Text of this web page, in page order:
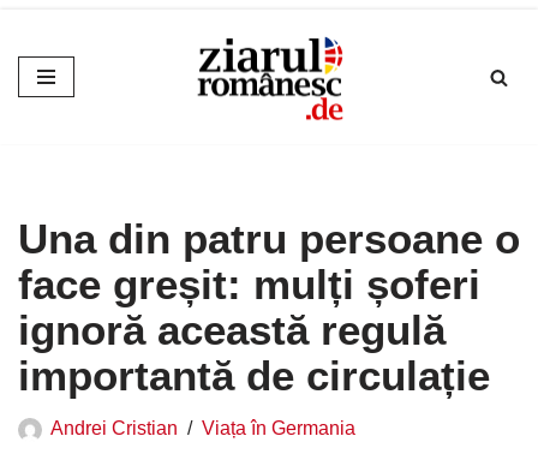
Sari
la
Una din patru persoane o
face greșit: mulți șoferi
ignoră această regulă
importantă de circulație
Andrei Cristian Viața în Germania